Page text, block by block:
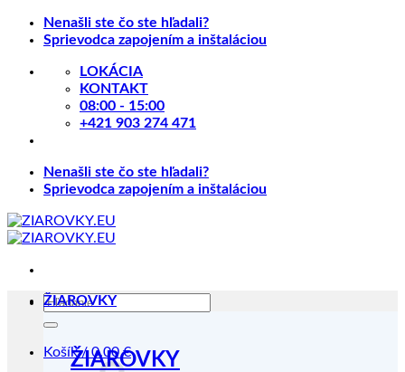
Skip
Nenašli ste čo ste hľadali?
Sprievodca zapojením a inštaláciou
LOKÁCIA
KONTAKT
08:00 - 15:00
+421 903 274 471
Nenašli ste čo ste hľadali?
Sprievodca zapojením a inštaláciou
Hľadať:
Košík /0.00€
ŽIAROVKY
ŽIAROVKY